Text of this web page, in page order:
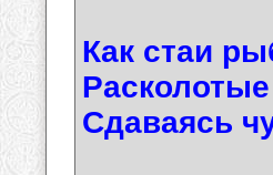
Как стаи
Сдаваясь